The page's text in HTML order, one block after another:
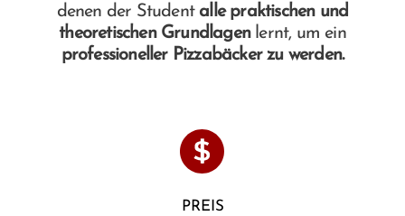
denen der Student alle praktischen und
theoretischen Grundlagen lernt, um ein
professioneller Pizzabäcker zu werden.
PREIS